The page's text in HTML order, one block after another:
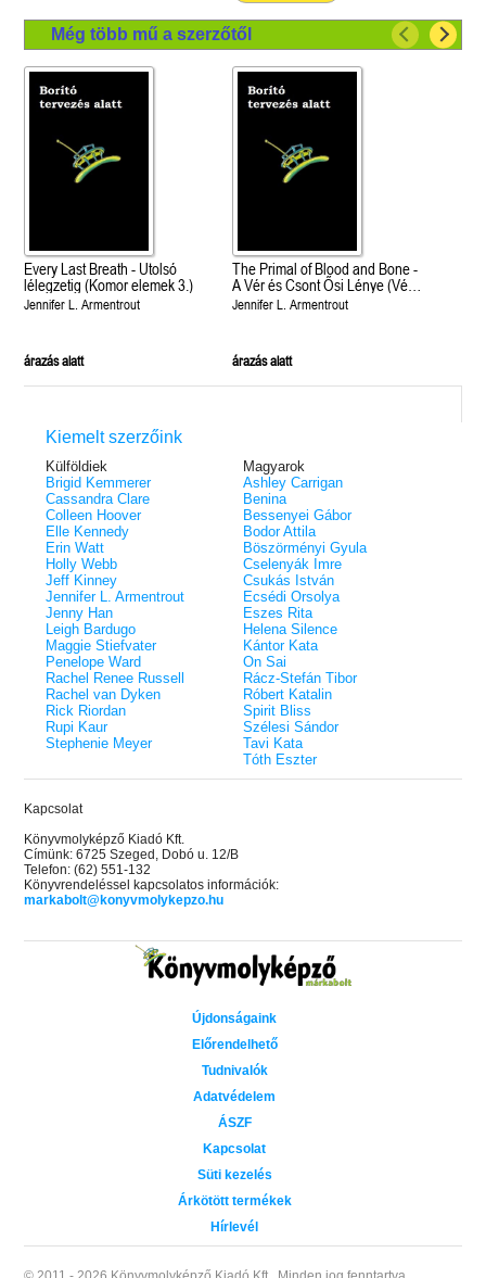
Még több mű a szerzőtől
Every Last Breath - Utolsó
lélegzetig (Komor elemek 3.)
Jennifer L. Armentrout
árazás alatt
The Primal of Blood and Bone -
A Vér és Csont Ősi Lénye (Vér
és hamu 6.)
Jennifer L. Armentrout
árazás alatt
Kiemelt szerzőink
Külföldiek
Brigid Kemmerer
Cassandra Clare
Colleen Hoover
Elle Kennedy
Erin Watt
Holly Webb
Jeff Kinney
Jennifer L. Armentrout
Jenny Han
Leigh Bardugo
Maggie Stiefvater
Penelope Ward
Rachel Renee Russell
Rachel van Dyken
Rick Riordan
Rupi Kaur
Stephenie Meyer
Magyarok
Ashley Carrigan
Benina
Bessenyei Gábor
Bodor Attila
Böszörményi Gyula
Cselenyák Imre
Csukás István
Ecsédi Orsolya
Eszes Rita
Helena Silence
Kántor Kata
On Sai
Rácz-Stefán Tibor
Róbert Katalin
Spirit Bliss
Szélesi Sándor
Tavi Kata
Tóth Eszter
Kapcsolat
Könyvmolyképző Kiadó Kft.
Címünk: 6725 Szeged, Dobó u. 12/B
Telefon: (62) 551-132
Könyvrendeléssel kapcsolatos információk:
markabolt@konyvmolykepzo.hu
Újdonságaink
Előrendelhető
Tudnivalók
Adatvédelem
ÁSZF
Kapcsolat
Süti kezelés
Árkötött termékek
Hírlevél